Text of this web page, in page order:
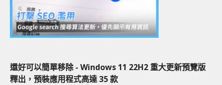
還好可以簡單移除 - Windows 11 22H2 重大更新預覽版
釋出，預裝應用程式高達 35 款